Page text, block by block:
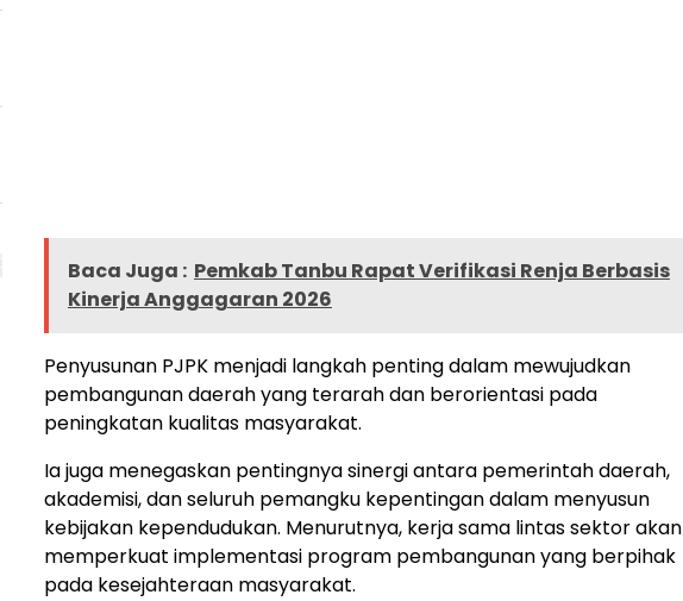
Baca Juga : Pemkab Tanbu Rapat Verifikasi Renja Berbasis
Kinerja Anggagaran 2026
Penyusunan PJPK menjadi langkah penting dalam mewujudkan
pembangunan daerah yang terarah dan berorientasi pada
peningkatan kualitas masyarakat.
Ia juga menegaskan pentingnya sinergi antara pemerintah daerah,
akademisi, dan seluruh pemangku kepentingan dalam menyusun
kebijakan kependudukan. Menurutnya, kerja sama lintas sektor akan
memperkuat implementasi program pembangunan yang berpihak
pada kesejahteraan masyarakat.